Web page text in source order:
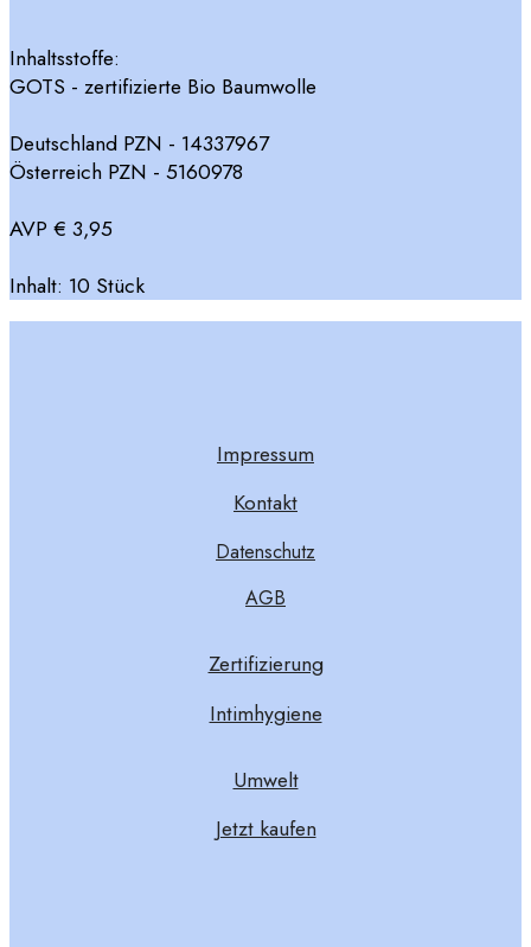
Inhaltsstoffe:
GOTS - zertifizierte Bio Baumwolle
Deutschland PZN - 14337967
Österreich PZN - 5160978
AVP € 3,95
Inhalt: 10 Stück
Impressum
Kontakt
Datenschutz
AGB
Zertifizierung
Intimhygiene
Umwelt
Jetzt kaufen